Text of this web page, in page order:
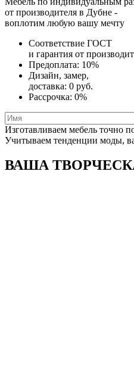
от производителя в Дубне -
воплотим любую вашу мечту
Соответствие ГОСТ
и гарантия от
Предоплата: 10%
Дизайн, замер,
доставка: 0 руб.
Рассрочка: 0%
Изготавливаем мебель точно
Учитываем тенденции моды,
ВАША